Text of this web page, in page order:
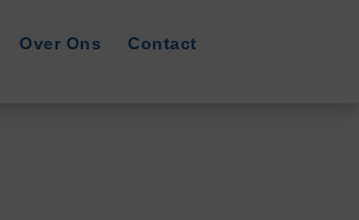
Over Ons Contact